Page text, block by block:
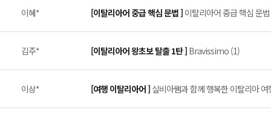
이혜* [이탈리아어 중급 핵심 문법 ] 이탈리아어 중급 핵심 문
김주* [이탈리아어 왕초보 탈출 1탄 ] Bravissimo (1)
이상* [여행 이탈리아어 ] 실비아쌤과 함께 행복한 이탈리아